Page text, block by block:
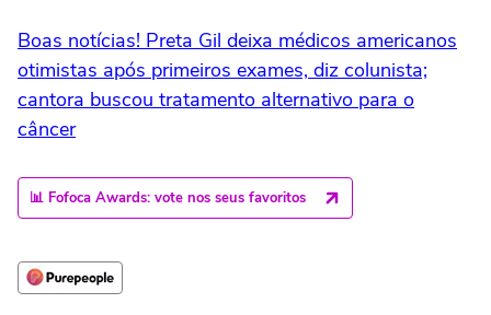
Boas notícias! Preta Gil deixa médicos americanos
otimistas após primeiros exames, diz colunista;
cantora buscou tratamento alternativo para o
câncer
📊 Fofoca Awards: vote nos seus favoritos